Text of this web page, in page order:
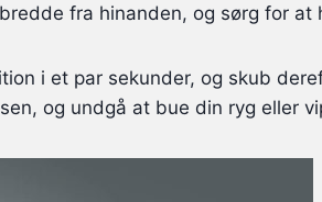
fra hinanden, og sørg for at
i et par sekunder, og skub
og undgå at bue din ryg eller